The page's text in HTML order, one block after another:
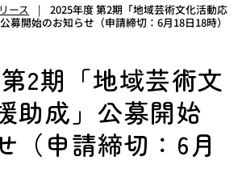
ース |
2025年度 第2期「地域芸術文化活動応
募開始のお知らせ（申請締切：6月18日18時）
2期「地域芸術文
助成」公募開始
（申請締切：6月